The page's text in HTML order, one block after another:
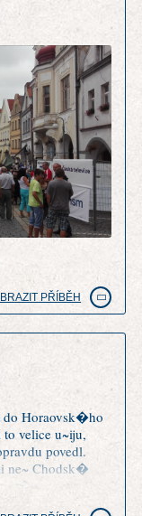
PŘÍBĚH
Horaovsk�ho
velice u~iju,
povedl.
ne~ Chodsk�
~e o tradici